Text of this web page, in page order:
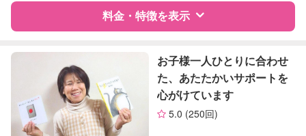
レッスン なし
お引き受けしていません
お子様の撮影
（定期特典）
対応不可
料金・特徴を表示
特徴 料金 レビュー
サポートの特徴
資格
自治体届出済ベビーシッター
お子様一人ひとりに合わせ
た、あたたかいサポートを
心がけています
5.0 (250回)